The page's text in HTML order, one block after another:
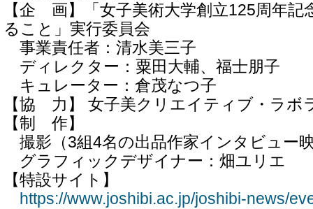
【企 画】「女子美術大学創立125周年記
ること」実行委員会
事業責任者：清水美三子
ディレクター：粟田大輔、福士朋子
キュレーター：倉茂なつ子
【協 力】 女子美クリエイティブ・ラボ
【制 作】
撮影（3組4名の出品作家インタビュー
グラフィックデザイナー：畑ユリエ
【特設サイト】
https://www.joshibi.ac.jp/joshibi-news/